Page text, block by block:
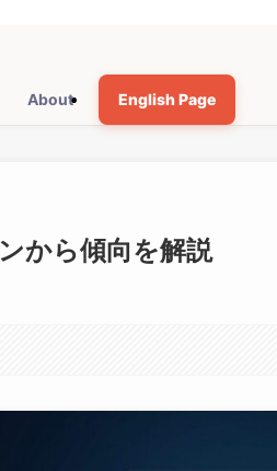
About English Page
から傾向を解説